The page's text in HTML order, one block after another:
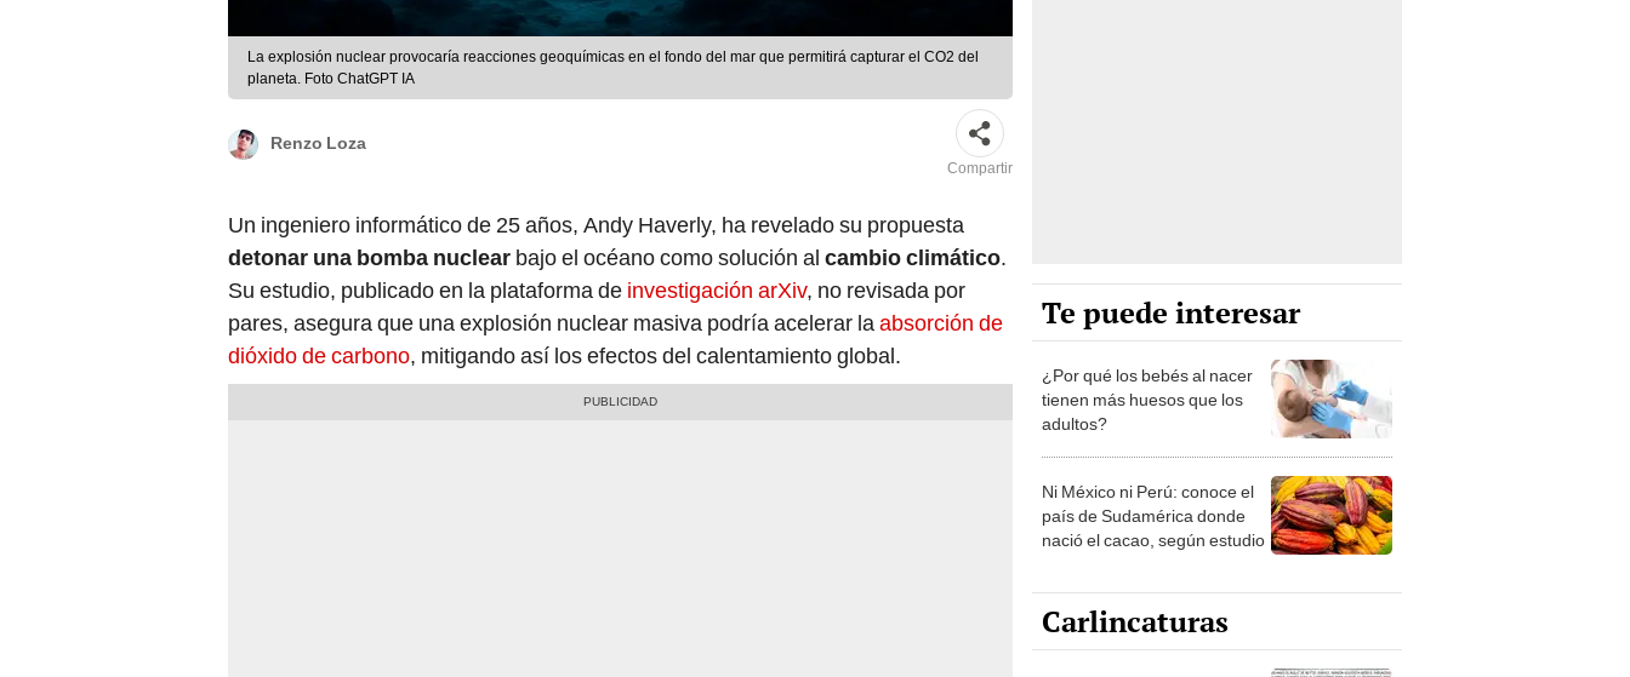
La explosión nuclear provocaría reacciones geoquímicas en el fondo del mar que permitirá capturar el CO2 del
planeta. Foto ChatGPT IA
Renzo Loza
Compartir
Un ingeniero informático de 25 años, Andy Haverly, ha revelado su propuesta
detonar una bomba nuclear bajo el océano como solución al cambio climático.
Su estudio, publicado en la plataforma de investigación arXiv, no revisada por
pares, asegura que una explosión nuclear masiva podría acelerar laabsorción de
dióxido de carbono, mitigando así los efectos del calentamiento global.
Te puede interesar
¿Por qué los bebés al nacer
tienen más huesos que los
adultos?
Ni México ni Perú: conoce el
país de Sudamérica donde
nació el cacao, según estudio
Carlincaturas